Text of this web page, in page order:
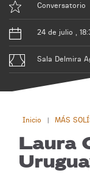
Conversatorio
24 de julio ,
Sala Delmira
Inicio MÁS
Laura